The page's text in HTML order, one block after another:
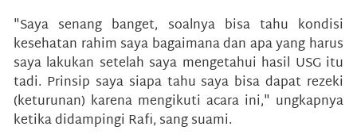
"Saya senang banget, soalnya bisa tahu kondisi
kesehatan rahim saya bagaimana dan apa yang harus
saya lakukan setelah saya mengetahui hasil USG itu
tadi. Prinsip saya siapa tahu saya bisa dapat rezeki
(keturunan) karena mengikuti acara ini," ungkapnya
ketika didampingi Rafi, sang suami.